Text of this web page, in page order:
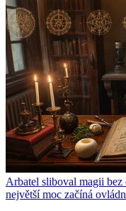
Arbatel sliboval magii
největší moc začíná